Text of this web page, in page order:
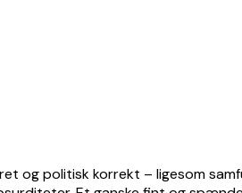
politisk korrekt – ligesom